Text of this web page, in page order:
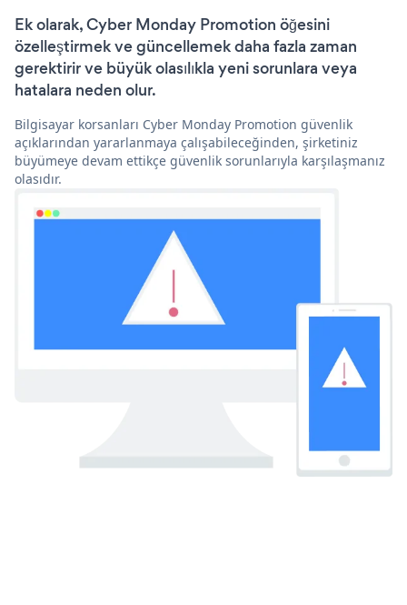
Ek olarak, Cyber Monday Promotion öğesini
özelleştirmek ve güncellemek daha fazla zaman
gerektirir ve büyük olasılıkla yeni sorunlara veya
hatalara neden olur.
Bilgisayar korsanları Cyber Monday Promotion güvenlik
açıklarından yararlanmaya çalışabileceğinden, şirketiniz
büyümeye devam ettikçe güvenlik sorunlarıyla karşılaşmanız
olasıdır.